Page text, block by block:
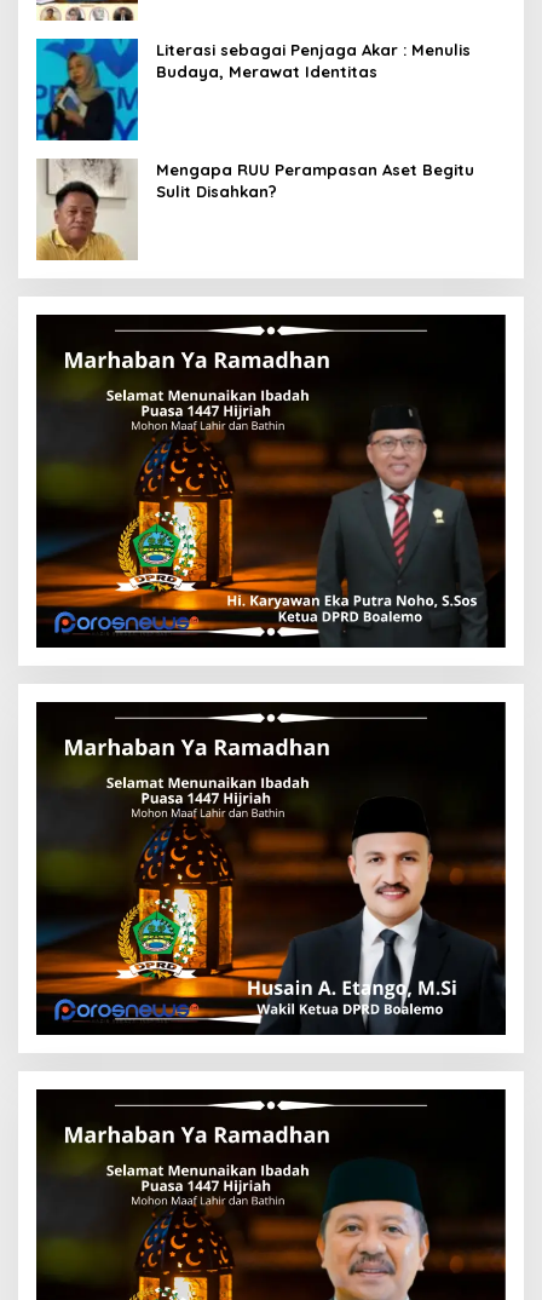
Literasi sebagai Penjaga Akar : Menulis
Budaya, Merawat Identitas
Mengapa RUU Perampasan Aset Begitu
Sulit Disahkan?